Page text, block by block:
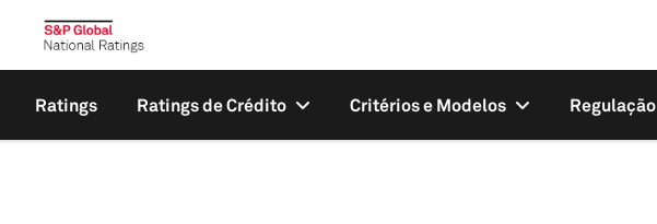
Ratings Ratings de Crédito Critérios e Modelos Regulação